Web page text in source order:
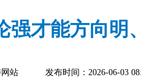
强才能方向明
站 发布时间：2026-06-03